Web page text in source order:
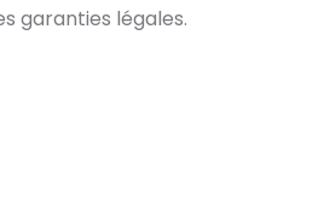
garanties légales.